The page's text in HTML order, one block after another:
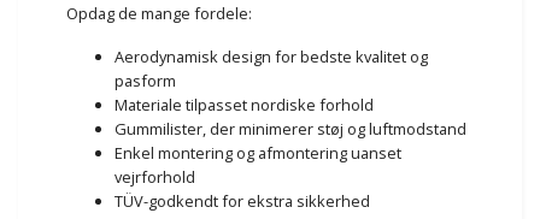
Opdag de mange fordele:
Aerodynamisk design for bedste kvalitet og
pasform
Materiale tilpasset nordiske forhold
Gummilister, der minimerer støj og luftmodstand
Enkel montering og afmontering uanset
vejrforhold
TÜV-godkendt for ekstra sikkerhed